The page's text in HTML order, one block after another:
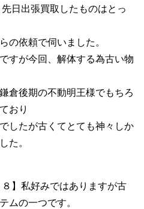
日出張買取したものはとっ
の依頼で伺いました。
すが今回、解体する為古い物
倉後期の不動明王様でもちろ
おり
したが古くてとても神々しか
た。
】私好みではありますが古
ムの一つです。